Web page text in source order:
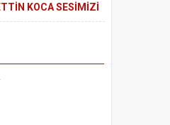
KOCA SESİMİZİ
DUYACAKSINIZ?